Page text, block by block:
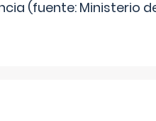
(fuente: Ministerio